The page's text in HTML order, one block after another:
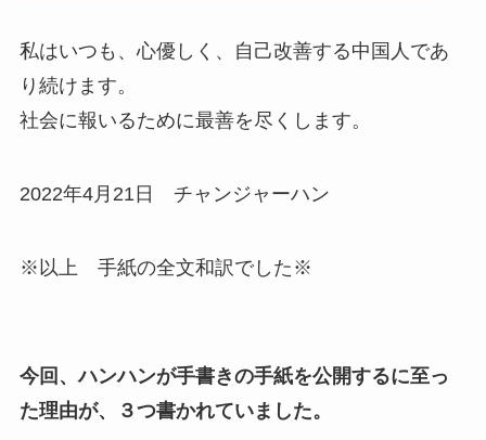
私はいつも、心優しく、自己改善する中国人であ
り続けます。
社会に報いるために最善を尽くします。
2022年4月21日 チャンジャーハン
※以上 手紙の全文和訳でした※
今回、ハンハンが手書きの手紙を公開するに至っ
た理由が、３つ書かれていました。